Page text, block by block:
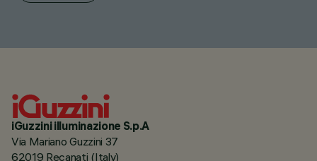
iGuzzini illuminazione S.p.A
Via Mariano Guzzini 37
62019 Recanati (Italy)